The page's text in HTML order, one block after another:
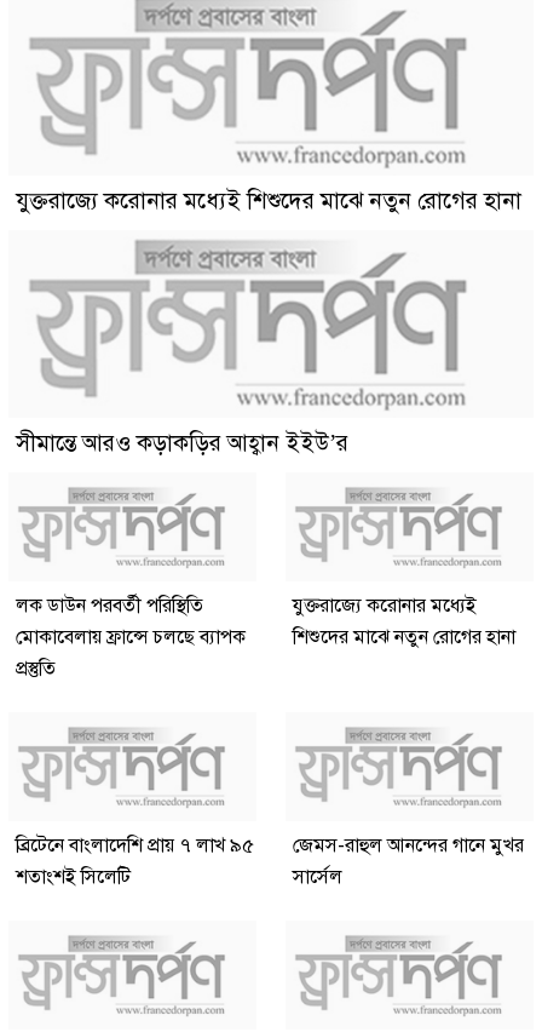
যুক্তরাজ্যে করোনার মধ্যেই শিশুদের মাঝে নতুন রোগের হানা
সীমান্তে আরও কড়াকড়ির আহ্বান ইইউ’র
লক ডাউন পরবর্তী পরিস্থিতি
মোকাবেলায় ফ্রান্সে চলছে ব্যাপক
প্রস্তুতি
যুক্তরাজ্যে করোনার মধ্যেই
শিশুদের মাঝে নতুন রোগের হানা
ব্রিটেনে বাংলাদেশি প্রায় ৭ লাখ ৯৫
শতাংশই সিলেটি
জেমস-রাহুল আনন্দের গানে মুখর
সার্সেল